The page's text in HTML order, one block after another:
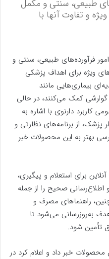
طبیعی، سنتی و مکمل
و تفاوت آنها با
فرآورده‌های طبیعی، سنتی و
ویژه برای اهداف پزشکی
بیماری‌هایی مانند
گوارشی کمک می‌کنند، در حالی
کاربرد دارنوی با اشاره به
از برنامه‌های نظارتی و
بهتر به این محصولات خبر
برای استعلام و پیگیری،
صحیح را از جمله
راهنما‌های مصرف و
به‌روزرسانی می‌شود تا
تأمین شود.
خبر داد و اعلام کرد در